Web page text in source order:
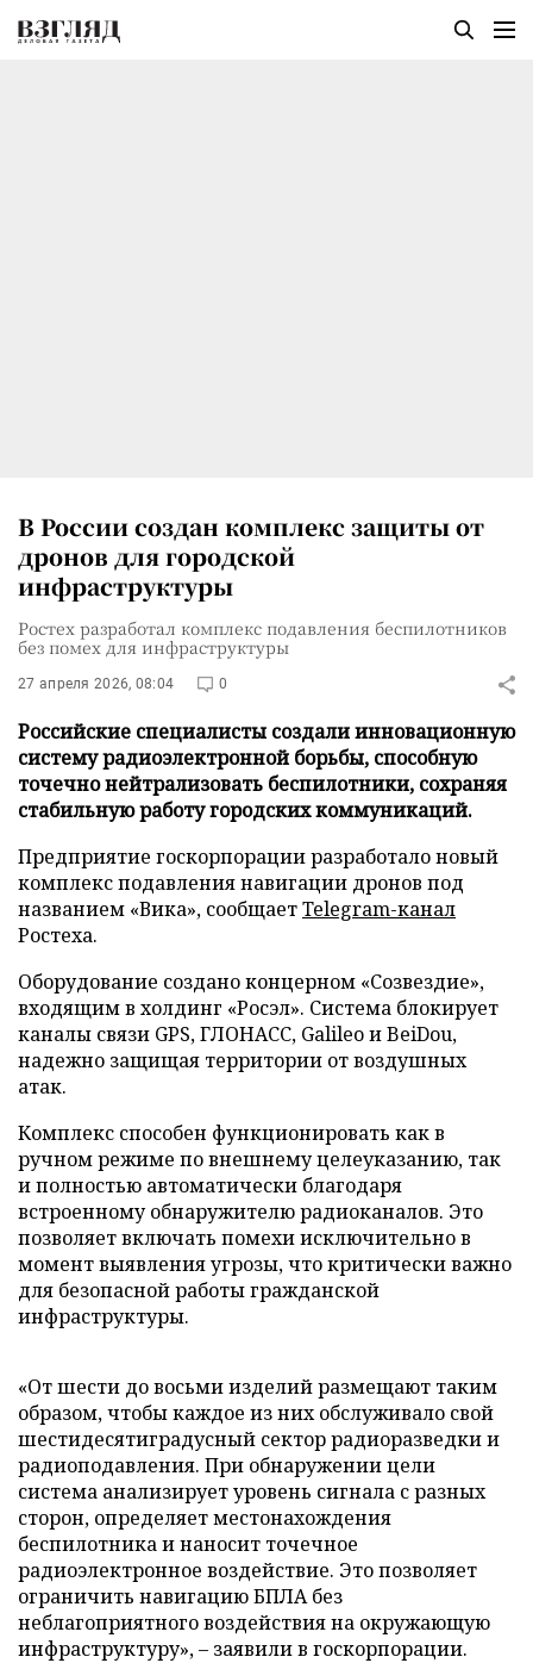
В России создан комплекс защиты от
дронов для городской
инфраструктуры
Ростех разработал комплекс подавления беспилотников
без помех для инфраструктуры
27 апреля 2026, 08:04 0
Российские специалисты создали инновационную
систему радиоэлектронной борьбы, способную
точечно нейтрализовать беспилотники, сохраняя
стабильную работу городских коммуникаций.
Предприятие госкорпорации разработало новый
комплекс подавления навигации дронов под
названием «Вика», сообщаетTelegram-канал
Ростеха.
Оборудование создано концерном «Созвездие»,
входящим в холдинг «Росэл». Система блокирует
каналы связи GPS, ГЛОНАСС, Galileo и BeiDou,
надежно защищая территории от воздушных
атак.
Комплекс способен функционировать как в
ручном режиме по внешнему целеуказанию, так
и полностью автоматически благодаря
встроенному обнаружителю радиоканалов. Это
позволяет включать помехи исключительно в
момент выявления угрозы, что критически важно
для безопасной работы гражданской
инфраструктуры.
«От шести до восьми изделий размещают таким
образом, чтобы каждое из них обслуживало свой
шестидесятиградусный сектор радиоразведки и
радиоподавления. При обнаружении цели
система анализирует уровень сигнала с разных
сторон, определяет местонахождения
беспилотника и наносит точечное
радиоэлектронное воздействие. Это позволяет
ограничить навигацию БПЛА без
неблагоприятного воздействия на окружающую
инфраструктуру», – заявили в госкорпорации.